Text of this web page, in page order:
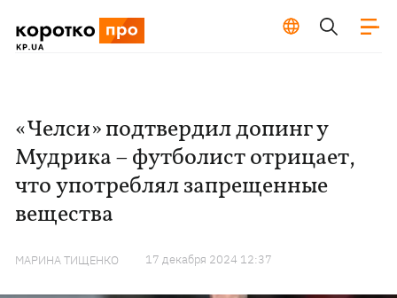
«Челси» подтвердил допинг у
Мудрика – футболист отрицает,
что употреблял запрещенные
вещества
МАРИНА ТИЩЕНКО 17 декабря 2024 12:37